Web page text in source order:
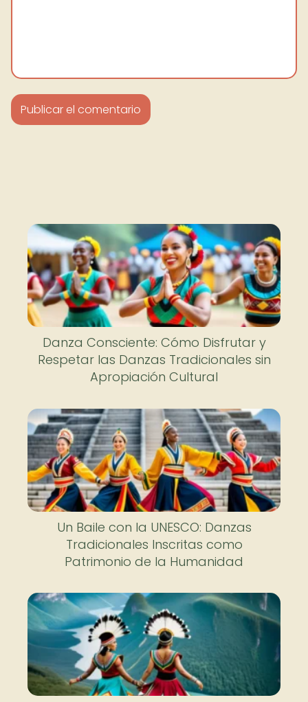
Danza Consciente: Cómo Disfrutar y
Respetar las Danzas Tradicionales sin
Apropiación Cultural
Un Baile con la UNESCO: Danzas
Tradicionales Inscritas como
Patrimonio de la Humanidad